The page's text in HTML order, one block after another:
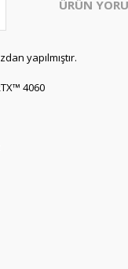
ÜRÜN
yapılmıştır.
4060